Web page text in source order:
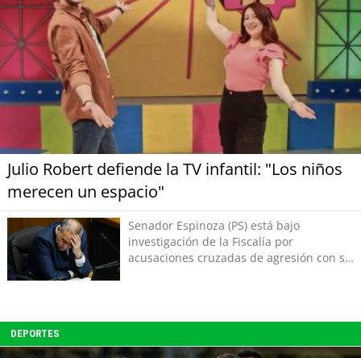
Julio Robert defiende la TV infantil: "Los niños
merecen un espacio"
Senador Espinoza (PS) está bajo
investigación de la Fiscalía por
acusaciones cruzadas de agresión con su
DEPORTES